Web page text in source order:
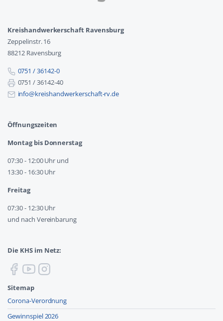
Kreishandwerkerschaft Ravensburg
Zeppelinstr. 16
88212 Ravensburg
0751 / 36142-0
0751 / 36142-40
info@kreishandwerkerschaft-rv.de
Öffnungszeiten
Montag bis Donnerstag
07:30 - 12:00 Uhr und
13:30 - 16:30 Uhr
Freitag
07:30 - 12:30 Uhr
und nach Vereinbarung
Die KHS im Netz:
Sitemap
Corona-Verordnung
Gewinnspiel 2026